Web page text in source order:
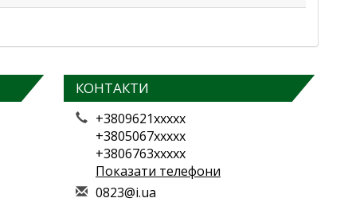
КОНТАКТИ
+3809621xxxxx
+3805067xxxxx
+3806763xxxxx
Показати телефони
0823@i.ua